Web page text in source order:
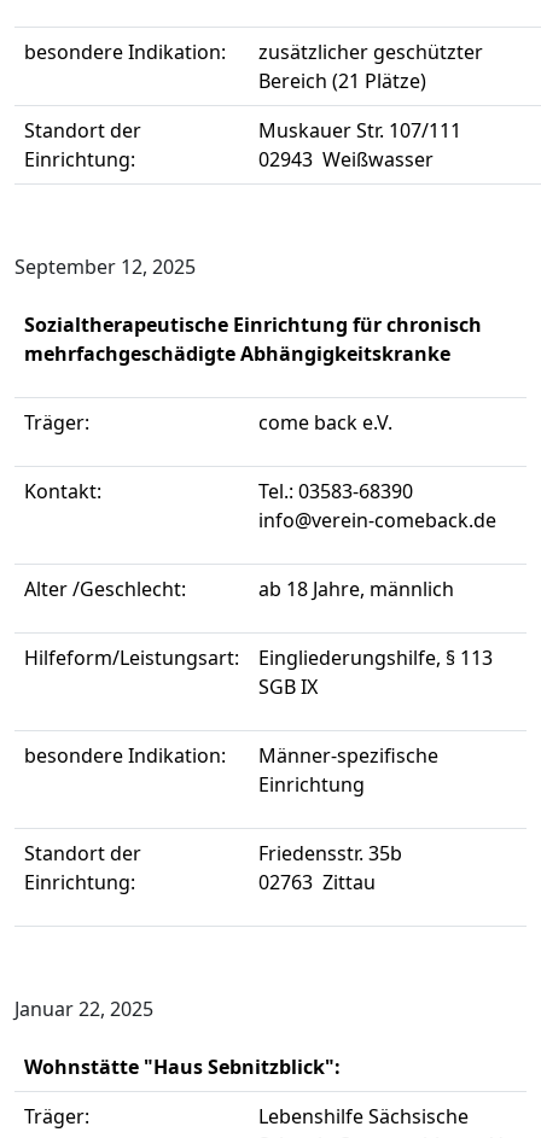
besondere Indikation:
zusätzlicher geschützter
Bereich (21 Plätze)
Standort der
Einrichtung:
Muskauer Str. 107/111
02943 Weißwasser
September 12, 2025
Sozialtherapeutische Einrichtung für chronisch
mehrfachgeschädigte Abhängigkeitskranke
Träger: come back e.V.
Kontakt:
Tel.: 03583-68390
info@verein-comeback.de
Alter /Geschlecht: ab 18 Jahre, männlich
Hilfeform/Leistungsart:
Eingliederungshilfe, § 113
SGB IX
besondere Indikation:
Männer-spezifische
Einrichtung
Standort der
Einrichtung:
Friedensstr. 35b
02763 Zittau
Januar 22, 2025
Wohnstätte "Haus Sebnitzblick":
Träger:
Lebenshilfe Sächsische